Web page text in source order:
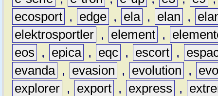
ecosport , edge , ela , elan ,
elektrosportler , element ,
eos
, epica , eqc , escort ,
evanda , evasion , evolution ,
explorer , export , express ,